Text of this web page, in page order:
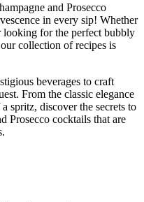
and Prosecco
in every sip! Whether
looking for the perfect bubbly
collection of recipes is
beverages to craft
From the classic elegance
spritz, discover the secrets to
Prosecco cocktails that are